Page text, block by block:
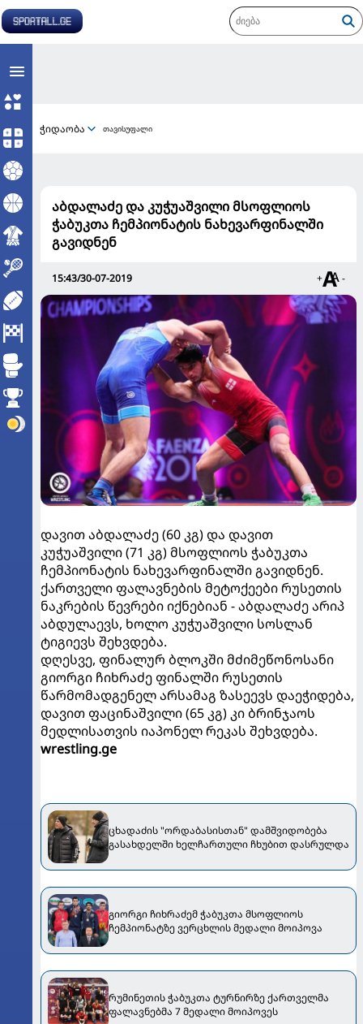
ჭიდაობა თავისუფალი
აბდალაძე და კუჭუაშვილი მსოფლიოს
ჭაბუკთა ჩემპიონატის ნახევარფინალში
გავიდნენ
15:43/30-07-2019 + -
დავით აბდალაძე (60 კგ) და დავით
კუჭუაშვილი (71 კგ) მსოფლიოს ჭაბუკთა
ჩემპიონატის ნახევარფინალში გავიდნენ.
ქართველი ფალავნების მეტოქეები რუსეთის
ნაკრების წევრები იქნებიან - აბდალაძე არიპ
აბდულაევს, ხოლო კუჭუაშვილი სოსლან
ტიგიევს შეხვდება.
დღესვე, ფინალურ ბლოკში მძიმეწონოსანი
გიორგი ჩიხრაძე ფინალში რუსეთის
წარმომადგენელ არსამაგ ზასეევს დაეჭიდება,
დავით ფაცინაშვილი (65 კგ) კი ბრინჯაოს
მედლისათვის იაპონელ რეკას შეხვდება.
wrestling.ge
ცხადაძის "ორდაბასისთან" დამშვიდობება
გასახდელში ხელჩართული ჩხუბით დასრულდა
გიორგი ჩიხრაძემ ჭაბუკთა მსოფლიოს
ჩემპიონატზე ვერცხლის მედალი მოიპოვა
რუმინეთის ჭაბუკთა ტურნირზე ქართველმა
ფალავნებმა 7 მედალი მოიპოვეს